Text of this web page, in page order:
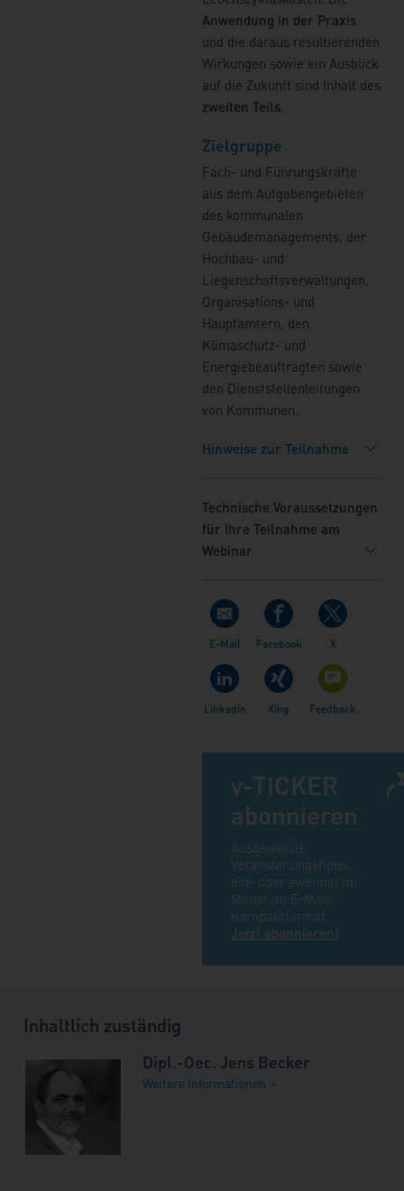
Anwendung in der Praxis
und die daraus resultierenden
Wirkungen sowie ein Ausblick
auf die Zukunft sind Inhalt des
zweiten Teils.
Zielgruppe
Fach- und Führungskräfte
aus dem Aufgabengebieten
des kommunalen
Gebäudemanagements, der
Hochbau- und
Liegenschaftsverwaltungen,
Organisations- und
Hauptämtern, den
Klimaschutz- und
Energiebeauftragten sowie
den Dienststellenleitungen
von Kommunen.
Hinweise zur Teilnahme
Technische Voraussetzungen
für Ihre Teilnahme am
Webinar
v-TICKER
abonnieren
Ausgewählte
Veranstaltungstipps,
ein- oder zweimal im
Monat im E-Mail-
Kompaktformat.
Jetzt abonnieren!
Inhaltlich zuständig
Dipl.-Oec. Jens Becker
Weitere Informationen